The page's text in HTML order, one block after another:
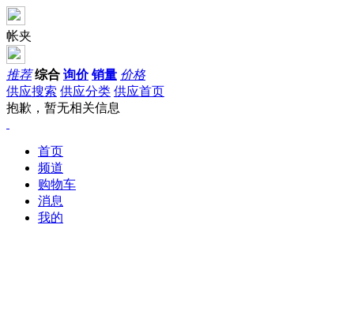
帐夹
推荐 综合 询价 销量 价格
供应搜索 供应分类 供应首页
抱歉，暂无相关信息
首页
频道
购物车
消息
我的